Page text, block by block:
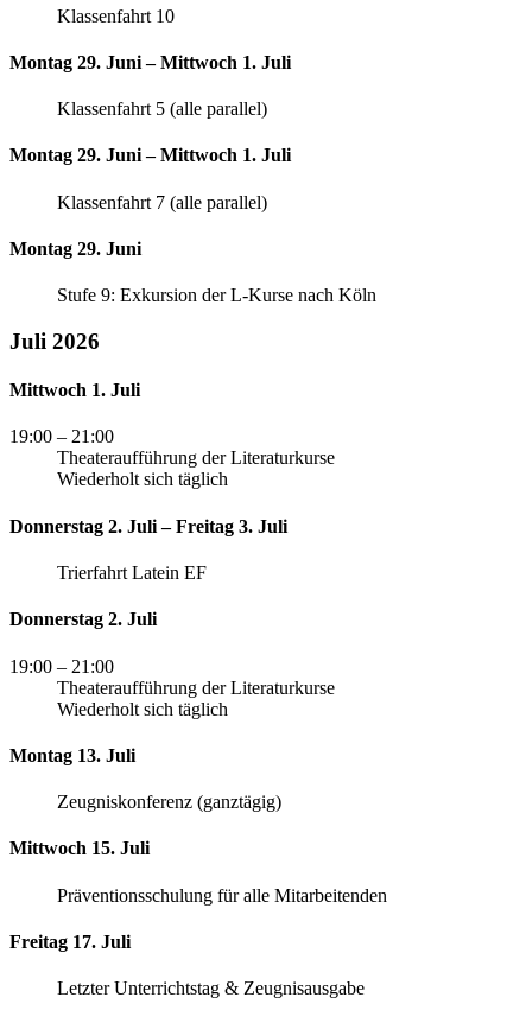
Klassenfahrt 10
Montag 29. Juni – Mittwoch 1. Juli
Klassenfahrt 5 (alle parallel)
Montag 29. Juni – Mittwoch 1. Juli
Klassenfahrt 7 (alle parallel)
Montag 29. Juni
Stufe 9: Exkursion der L-Kurse nach Köln
Juli 2026
Mittwoch 1. Juli
19:00 – 21:00
Theateraufführung der Literaturkurse
Wiederholt sich täglich
Donnerstag 2. Juli – Freitag 3. Juli
Trierfahrt Latein EF
Donnerstag 2. Juli
19:00 – 21:00
Theateraufführung der Literaturkurse
Wiederholt sich täglich
Montag 13. Juli
Zeugniskonferenz (ganztägig)
Mittwoch 15. Juli
Präventionsschulung für alle Mitarbeitenden
Freitag 17. Juli
Letzter Unterrichtstag & Zeugnisausgabe